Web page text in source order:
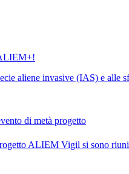
aliene invasive (IAS) e alle
di metà progetto
ALIEM Vigil si sono